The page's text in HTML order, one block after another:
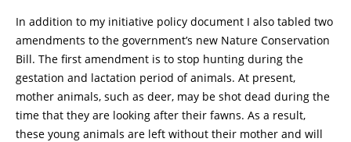
In addition to my initiative policy document I also tabled two
amendments to the government’s new Nature Conservation
Bill. The first amendment is to stop hunting during the
gestation and lactation period of animals. At present,
mother animals, such as deer, may be shot dead during the
time that they are looking after their fawns. As a result,
these young animals are left without their mother and will